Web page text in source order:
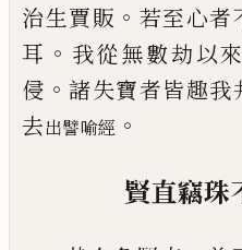
治生賈販 。 若至心者
耳 。 我從無數劫以來
侵 。諸失寶者皆趣我
去出譬喻經 。
賢直竊珠